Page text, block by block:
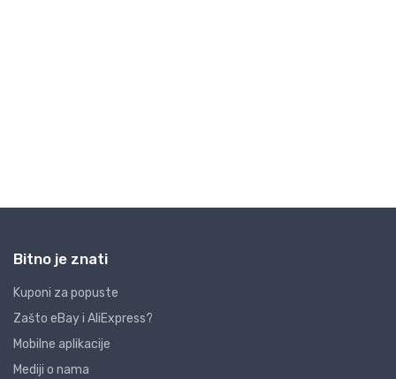
Bitno je znati
Kuponi za popuste
Zašto eBay i AliExpress?
Mobilne aplikacije
Mediji o nama